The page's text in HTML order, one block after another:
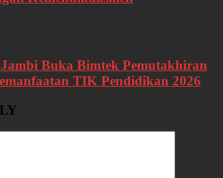
Buka Bimtek Pemutakhiran
TIK Pendidikan 2026